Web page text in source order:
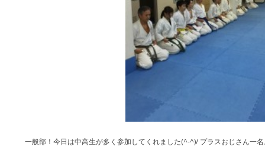
一般部！今日は中高生が多く参加してくれました(^-^)/ プラスおじさん一